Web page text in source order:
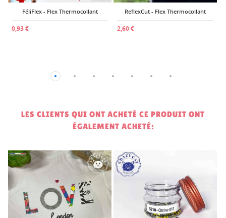
FéliFlex - Flex Thermocollant
0,93 €
ReflexCut - Flex Thermocollant
2,60 €
LES CLIENTS QUI ONT ACHETÉ CE PRODUIT ONT
ÉGALEMENT ACHETÉ: